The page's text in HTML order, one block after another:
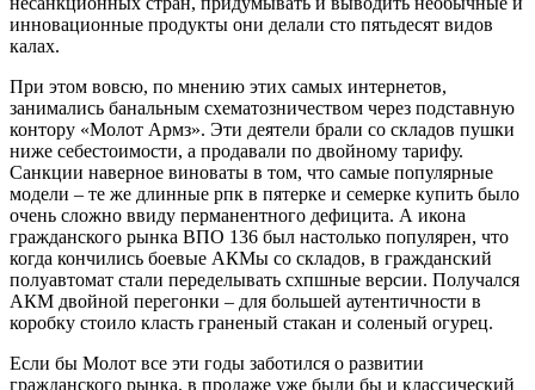
инновационные продукты они делали сто пятьдесят видов
калах.
При этом вовсю, по мнению этих самых интернетов,
занимались банальным схематозничеством через подставную
контору «Молот Армз». Эти деятели брали со складов пушки
ниже себестоимости, а продавали по двойному тарифу.
Санкции наверное виноваты в том, что самые популярные
модели – те же длинные рпк в пятерке и семерке купить было
очень сложно ввиду перманентного дефицита. А икона
гражданского рынка ВПО 136 был настолько популярен, что
когда кончились боевые АКМы со складов, в гражданский
полуавтомат стали переделывать схпшные версии. Получался
АКМ двойной перегонки – для большей аутентичности в
коробку стоило класть граненый стакан и соленый огурец.
Если бы Молот все эти годы заботился о развитии
гражданского рынка, в продаже уже были бы и классический